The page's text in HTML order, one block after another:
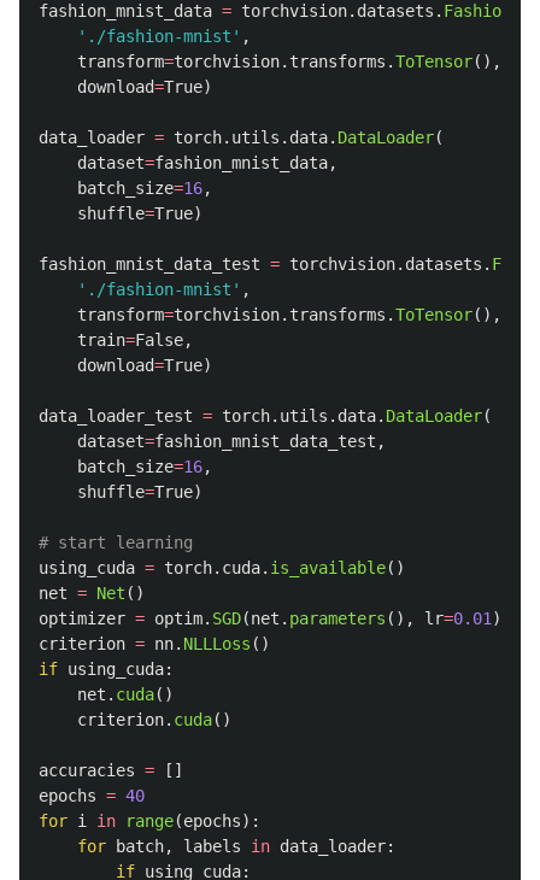
fashion_mnist_data = torchvision. datasets .
' ./fashion-mnist ' ,
transform=torchvision. transforms .ToTensor(),
download=True)
data_loader = torch. utils . data. DataLoader(
dataset=fashion_mnist_data,
batch_size=16,
shuffle=True)
fashion_mnist_data_test = torchvision. datasets .
' ./fashion-mnist ' ,
transform=torchvision. transforms .ToTensor(),
train=False,
download=True)
data_loader_test = torch. utils . data. DataLoader(
dataset=fashion_mnist_data_test ,
batch_size=16,
shuffle=True)
using_cuda = torch. cuda. is_available()
net = Net ()
optimizer = optim. SGD(net . parameters (), lr=0.01 )
criterion = nn. NLLLoss ()
if using_cuda:
net . cuda()
criterion. cuda()
accuracies =
[]
epochs = 40
for i in range(epochs):
for
batch, labels in data_loader:
if using_cuda: